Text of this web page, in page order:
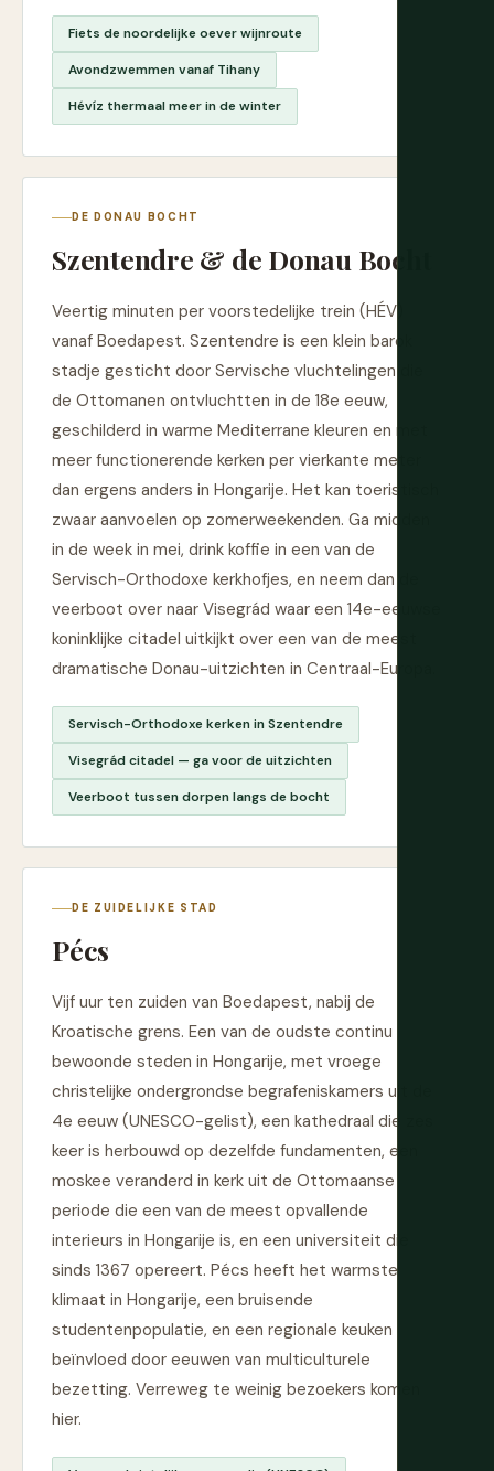
Fiets de noordelijke oever wijnroute
Avondzwemmen vanaf Tihany
Hévíz thermaal meer in de winter
DE DONAU BOCHT
Szentendre & de Donau Bocht
Veertig minuten per voorstedelijke trein (HÉV)
vanaf Boedapest. Szentendre is een klein barok
stadje gesticht door Servische vluchtelingen die
de Ottomanen ontvluchtten in de 18e eeuw,
geschilderd in warme Mediterrane kleuren en met
meer functionerende kerken per vierkante meter
dan ergens anders in Hongarije. Het kan toeristisch
zwaar aanvoelen op zomerweekenden. Ga midden
in de week in mei, drink koffie in een van de
Servisch-Orthodoxe kerkhofjes, en neem dan de
veerboot over naar Visegrád waar een 14e-eeuwse
koninklijke citadel uitkijkt over een van de meest
dramatische Donau-uitzichten in Centraal-Europa.
Servisch-Orthodoxe kerken in Szentendre
Visegrád citadel — ga voor de uitzichten
Veerboot tussen dorpen langs de bocht
DE ZUIDELIJKE STAD
Pécs
Vijf uur ten zuiden van Boedapest, nabij de
Kroatische grens. Een van de oudste continu
bewoonde steden in Hongarije, met vroege
christelijke ondergrondse begrafeniskamers uit de
4e eeuw (UNESCO-gelist), een kathedraal die zes
keer is herbouwd op dezelfde fundamenten, een
moskee veranderd in kerk uit de Ottomaanse
periode die een van de meest opvallende
interieurs in Hongarije is, en een universiteit die
sinds 1367 opereert. Pécs heeft het warmste
klimaat in Hongarije, een bruisende
studentenpopulatie, en een regionale keuken
beïnvloed door eeuwen van multiculturele
bezetting. Verreweg te weinig bezoekers komen
hier.